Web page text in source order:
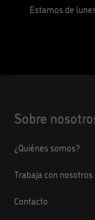
Estamos de
Sobre
¿Quiénes somos?
Trabaja con nosotros
Contacto